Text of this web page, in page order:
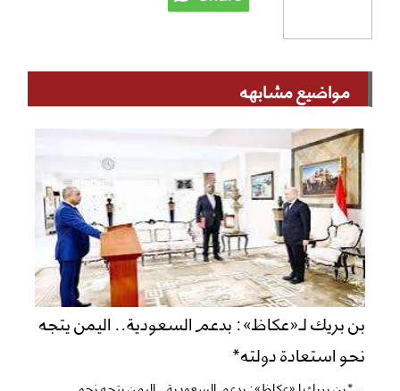
مواضيع مشابهه
بن بريك لـ«عكاظ»: بدعم السعودية.. اليمن يتجه
نحو استعادة دولته*